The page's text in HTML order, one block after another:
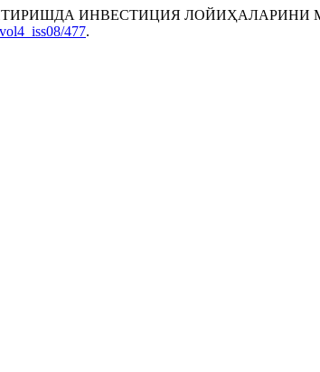
ИНВЕСТИЦИЯ ЛОЙИҲАЛАРИНИ
477.